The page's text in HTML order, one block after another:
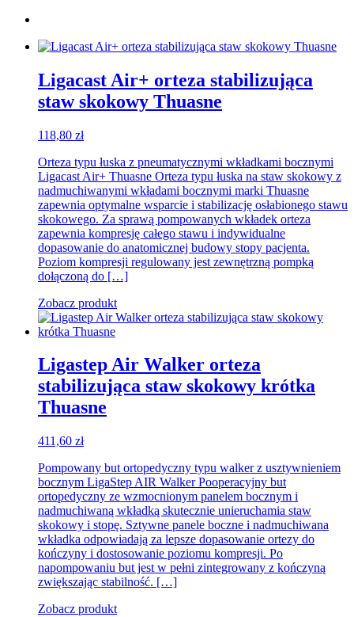
Ligacast Air+ orteza stabilizująca
staw skokowy Thuasne
118,80 zł
Orteza typu łuska z pneumatycznymi wkładkami bocznymi
Ligacast Air+ Thuasne Orteza typu łuska na staw skokowy z
nadmuchiwanymi wkładami bocznymi marki Thuasne
zapewnia optymalne wsparcie i stabilizację osłabionego stawu
skokowego. Za sprawą pompowanych wkładek orteza
zapewnia kompresję całego stawu i indywidualne
dopasowanie do anatomicznej budowy stopy pacjenta.
Poziom kompresji regulowany jest zewnętrzną pompką
dołączoną do […]
Zobacz produkt
Ligastep Air Walker orteza
stabilizująca staw skokowy krótka
Thuasne
411,60 zł
Pompowany but ortopedyczny typu walker z usztywnieniem
bocznym LigaStep AIR Walker Pooperacyjny but
ortopedyczny ze wzmocnionym panelem bocznym i
nadmuchiwaną wkładką skutecznie unieruchamia staw
skokowy i stopę. Sztywne panele boczne i nadmuchiwana
wkładka odpowiadają za lepsze dopasowanie ortezy do
kończyny i dostosowanie poziomu kompresji. Po
napompowaniu but jest w pełni zintegrowany z kończyną
zwiększając stabilność. […]
Zobacz produkt